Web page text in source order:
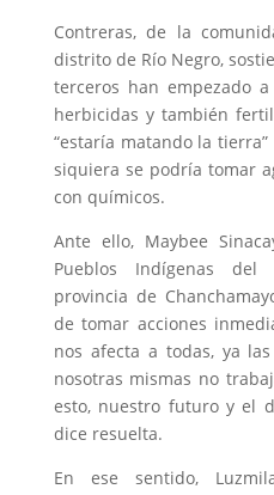
Contreras, de la
distrito de Río Negro,
terceros han empezado
herbicidas y también
“estaría matando la
siquiera se podría tomar
con químicos.
Ante ello, Maybee
Pueblos Indígenas
provincia de
de tomar acciones
nos afecta a todas, ya
nosotras mismas no
esto, nuestro futuro y el
dice resuelta.
En ese sentido,